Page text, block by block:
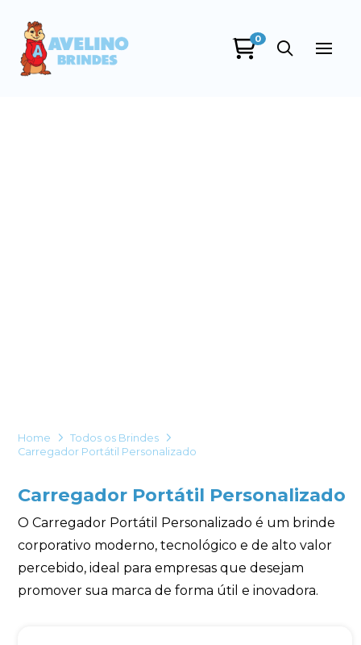
0
Home
Todos os Brindes
Carregador Portátil Personalizado
Carregador Portátil Personalizado
O Carregador Portátil Personalizado é um brinde
corporativo moderno, tecnológico e de alto valor
percebido, ideal para empresas que desejam
promover sua marca de forma útil e inovadora.
Avelino Brindes
de marketing. Você pode alterar suas preferências a
qualquer momento.
Iniciar conversa